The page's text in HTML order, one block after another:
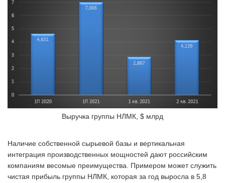
Выручка группы НЛМК, $ млрд
Наличие собственной сырьевой базы и вертикальная
интеграция производственных мощностей дают российским
компаниям весомые преимущества. Примером может служить
чистая прибыль группы НЛМК, которая за год выросла в 5,8